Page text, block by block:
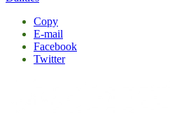
Copy
E-mail
Facebook
Twitter